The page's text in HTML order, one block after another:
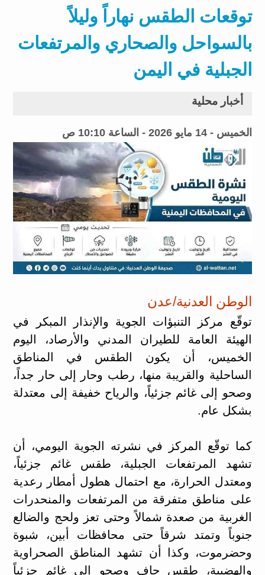
توقعات الطقس نهاراً وليلاً
بالسواحل والصحاري والمرتفعات
الجبلية في اليمن
أخبار محلية
الخميس - 14 مايو 2026 - الساعة 10:10 ص
الوطن العدنية/عدن
توقّع مركز التنبؤات الجوية والإنذار المبكر في
الهيئة العامة للطيران المدني والأرصاد، اليوم
الخميس، أن يكون الطقس في المناطق
الساحلية والقريبة منها، رطب وحار إلى حار جداً،
وصحو إلى غائم جزئياً، والرياح خفيفة إلى معتدلة
بشكل عام.
كما توقّع المركز في نشرته الجوية اليومي، أن
تشهد المرتفعات الجبلية، طقس غائم جزئياً،
ومعتدل الحرارة، مع احتمال هطول أمطار رعدية
على مناطق متفرقة من المرتفعات والمنحدرات
الغربية من صعدة شمالاً وحتى تعز ولحج والضالع
جنوباً وتمتد شرقاً حتى محافظات أبين، شبوة
وحضرموت، وكذا أن تشهد المناطق الصحراوية
والهضبية، طقس جاف وصحو إلى غائم جزئياً